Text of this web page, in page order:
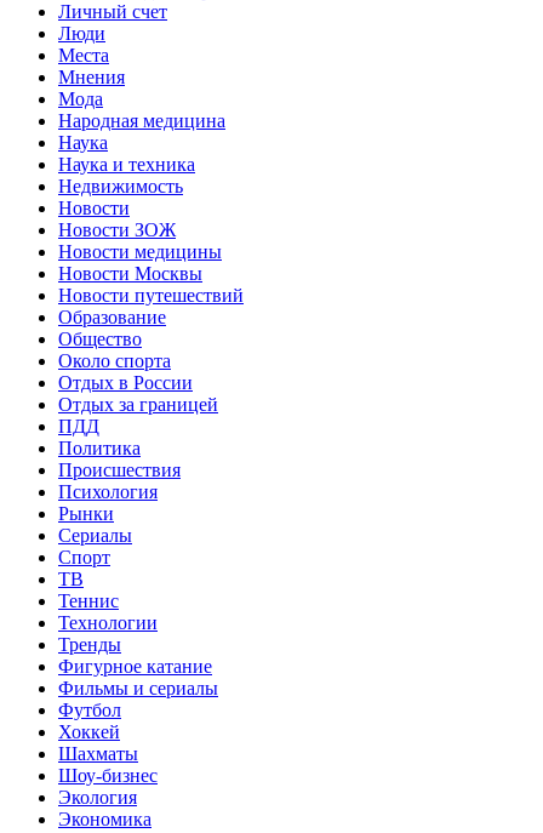
Личный счет
Люди
Места
Мнения
Мода
Народная медицина
Наука
Наука и техника
Недвижимость
Новости
Новости ЗОЖ
Новости медицины
Новости Москвы
Новости путешествий
Образование
Общество
Около спорта
Отдых в России
Отдых за границей
ПДД
Политика
Происшествия
Психология
Рынки
Сериалы
Спорт
ТВ
Теннис
Технологии
Тренды
Фигурное катание
Фильмы и сериалы
Футбол
Хоккей
Шахматы
Шоу-бизнес
Экология
Экономика